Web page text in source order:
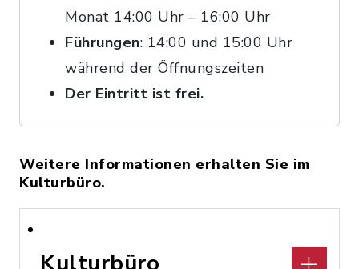
Monat 14:00 Uhr – 16:00 Uhr
Führungen: 14:00 und 15:00 Uhr
während der Öffnungszeiten
Der Eintritt ist frei.
Weitere Informationen erhalten Sie im
Kulturbüro.